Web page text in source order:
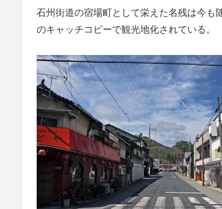
石州街道の宿場町として栄えた名残は今も
のキャッチコピーで観光地化されている。